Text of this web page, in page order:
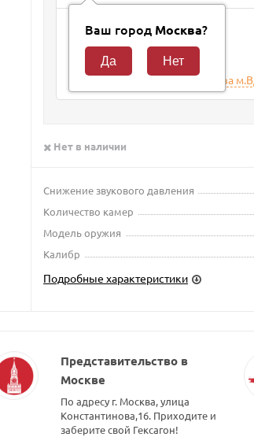
Ваш город Москва?
Способ доставки
Курьер 10 августа 2026 400
Самовывоз из магазина Москва
Нет в наличии
Снижение звукового давления
Количество камер
Модель оружия
Калибр
Подробные характеристики
Представительство в
Москве
По адресу г. Москва, улица
Константинова,16. Приходите и
заберите свой Гексагон!